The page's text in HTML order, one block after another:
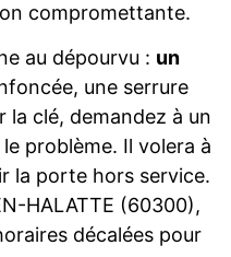
compromettante.
au dépourvu : un
une serrure
la clé, demandez à un
problème. Il volera à
la porte hors service.
HALATTE (60300),
décalées pour